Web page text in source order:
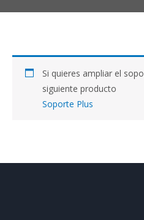
Si quieres ampliar el
siguiente producto
Soporte Plus